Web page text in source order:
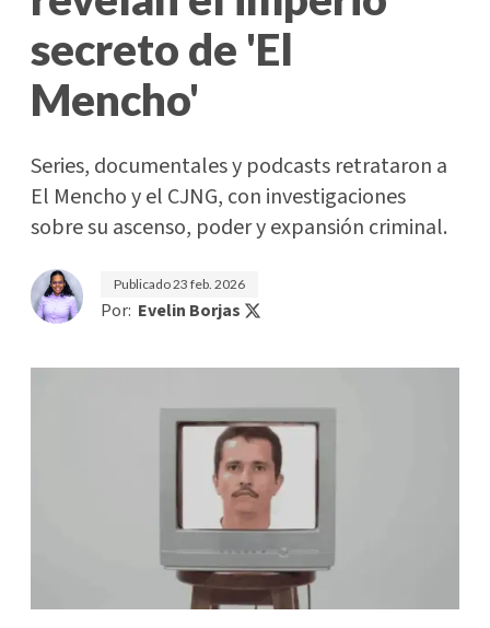
secreto de 'El
Mencho'
Series, documentales y podcasts retrataron a
El Mencho y el CJNG, con investigaciones
sobre su ascenso, poder y expansión criminal.
Publicado23 feb. 2026
Por: Evelin Borjas